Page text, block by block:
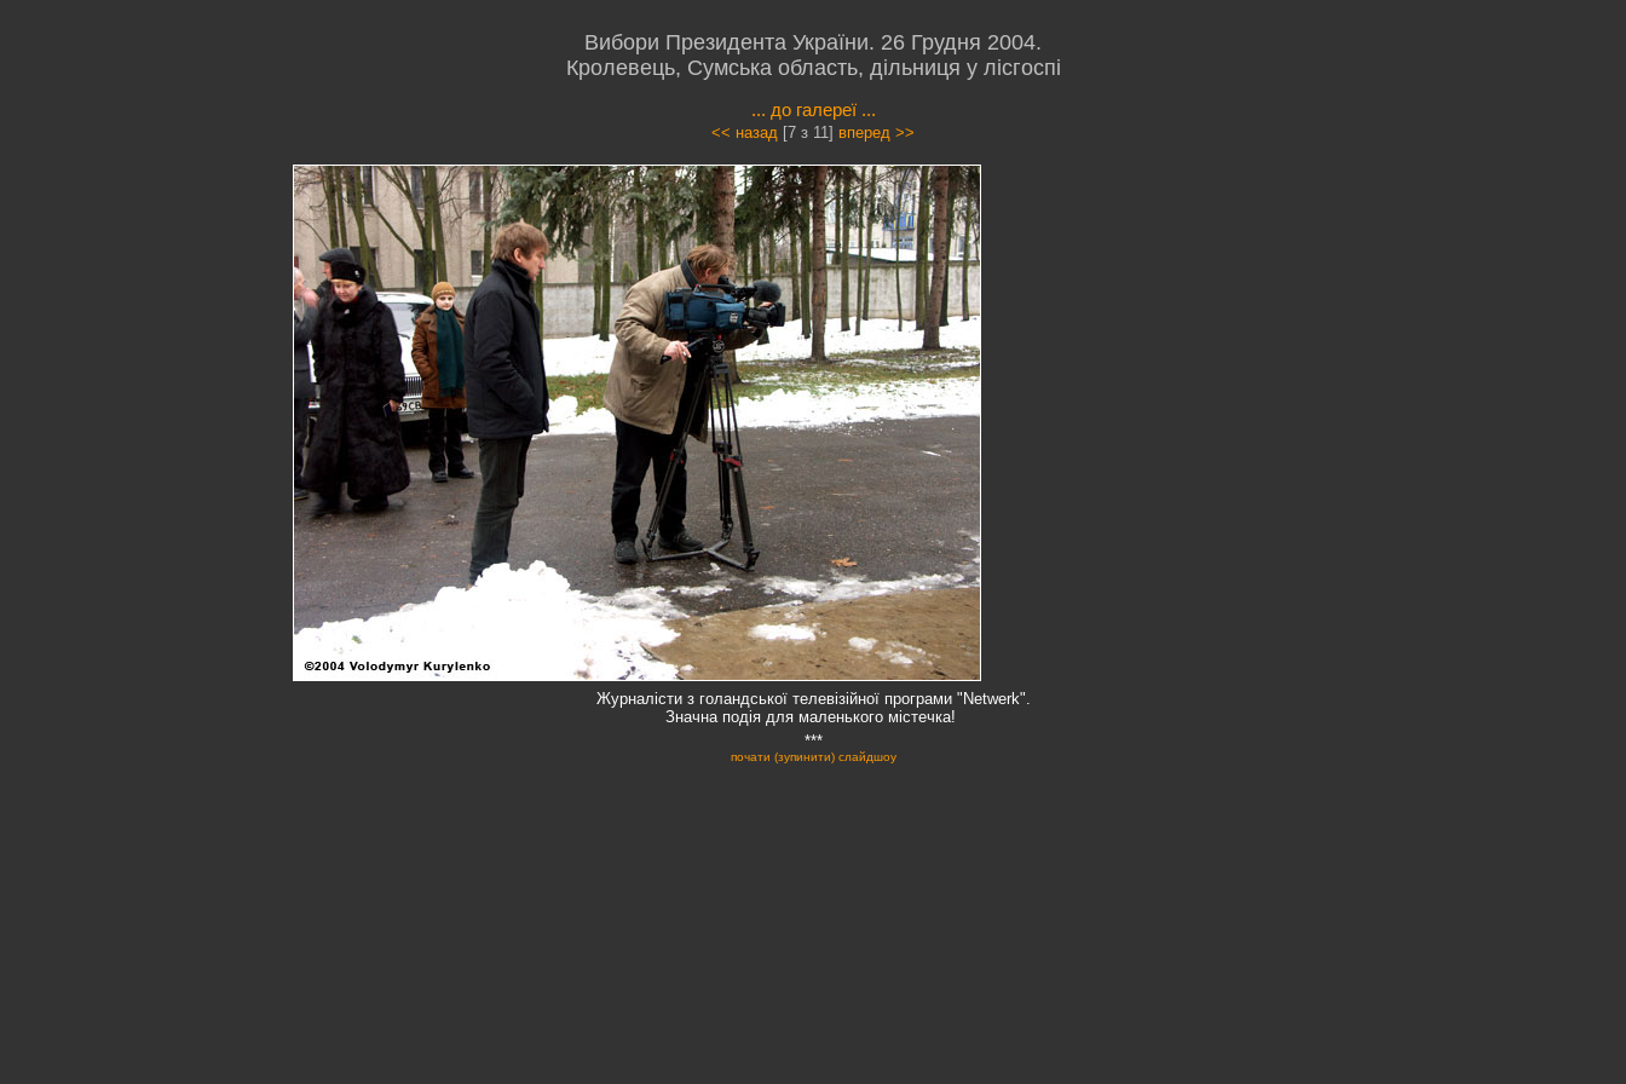
Вибори Президента України. 26 Грудня 2004.
Кролевець, Сумська область, дільниця у лісгоспі
... до галереї ...
<< назад [7 з 11] вперед >>
Журналісти з голандської телевізійної програми "Netwerk".
Значна подія для маленького містечка!
***
почати (зупинити) слайдшоу